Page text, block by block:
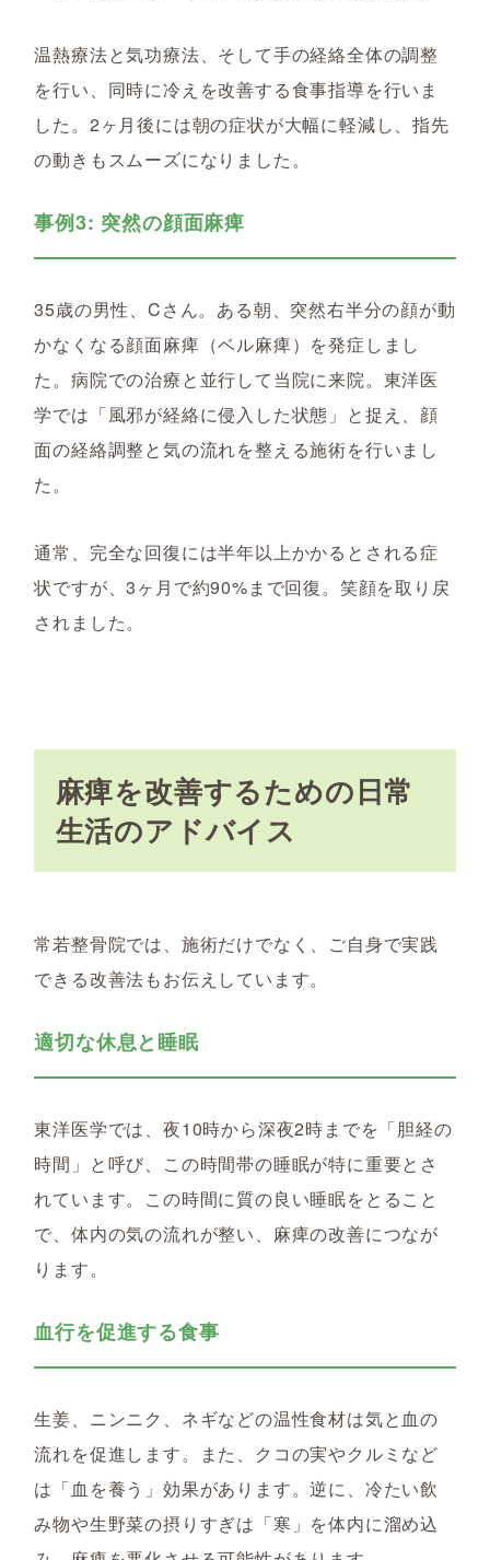
温熱療法と気功療法、そして手の経絡全体の調整
を行い、同時に冷えを改善する食事指導を行いま
した。2ヶ月後には朝の症状が大幅に軽減し、指先
の動きもスムーズになりました。
事例3: 突然の顔面麻痺
35歳の男性、Cさん。ある朝、突然右半分の顔が動
かなくなる顔面麻痺（ベル麻痺）を発症しまし
た。病院での治療と並行して当院に来院。東洋医
学では「風邪が経絡に侵入した状態」と捉え、顔
面の経絡調整と気の流れを整える施術を行いまし
た。
通常、完全な回復には半年以上かかるとされる症
状ですが、3ヶ月で約90%まで回復。笑顔を取り戻
されました。
麻痺を改善するための日常
生活のアドバイス
常若整骨院では、施術だけでなく、ご自身で実践
できる改善法もお伝えしています。
適切な休息と睡眠
東洋医学では、夜10時から深夜2時までを「胆経の
時間」と呼び、この時間帯の睡眠が特に重要とさ
れています。この時間に質の良い睡眠をとること
で、体内の気の流れが整い、麻痺の改善につなが
ります。
血行を促進する食事
生姜、ニンニク、ネギなどの温性食材は気と血の
流れを促進します。また、クコの実やクルミなど
は「血を養う」効果があります。逆に、冷たい飲
み物や生野菜の摂りすぎは「寒」を体内に溜め込